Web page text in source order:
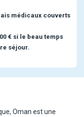
médicaux couverts
€ si le beau temps
séjour.
Oman est une